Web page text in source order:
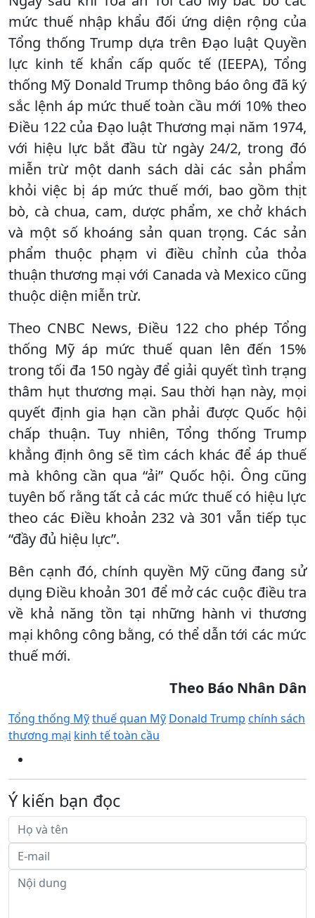
mức thuế nhập khẩu đối ứng diện rộng của
Tổng thống Trump dựa trên Đạo luật Quyền
lực kinh tế khẩn cấp quốc tế (IEEPA), Tổng
thống Mỹ Donald Trump thông báo ông đã ký
sắc lệnh áp mức thuế toàn cầu mới 10% theo
Điều 122 của Đạo luật Thương mại năm 1974,
với hiệu lực bắt đầu từ ngày 24/2, trong đó
miễn trừ một danh sách dài các sản phẩm
khỏi việc bị áp mức thuế mới, bao gồm thịt
bò, cà chua, cam, dược phẩm, xe chở khách
và một số khoáng sản quan trọng. Các sản
phẩm thuộc phạm vi điều chỉnh của thỏa
thuận thương mại với Canada và Mexico cũng
thuộc diện miễn trừ.
Theo CNBC News, Điều 122 cho phép Tổng
thống Mỹ áp mức thuế quan lên đến 15%
trong tối đa 150 ngày để giải quyết tình trạng
thâm hụt thương mại. Sau thời hạn này, mọi
quyết định gia hạn cần phải được Quốc hội
chấp thuận. Tuy nhiên, Tổng thống Trump
khẳng định ông sẽ tìm cách khác để áp thuế
mà không cần qua “ải” Quốc hội. Ông cũng
tuyên bố rằng tất cả các mức thuế có hiệu lực
theo các Điều khoản 232 và 301 vẫn tiếp tục
“đầy đủ hiệu lực”.
Bên cạnh đó, chính quyền Mỹ cũng đang sử
dụng Điều khoản 301 để mở các cuộc điều tra
về khả năng tồn tại những hành vi thương
mại không công bằng, có thể dẫn tới các mức
thuế mới.
Theo Báo Nhân Dân
Tổng thống Mỹthuế quan Mỹ Donald Trump chính sách
thương mại kinh tế toàn cầu
Ý kiến bạn đọc